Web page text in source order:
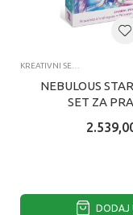
KREATIVNI SETOVI OSTALO
NEBULOUS
SET ZA
DODAJ